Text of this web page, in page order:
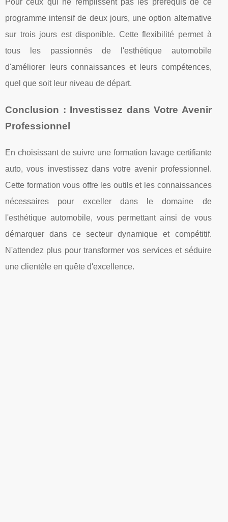
programme intensif de deux jours, une option alternative
sur trois jours est disponible. Cette flexibilité permet à
tous les passionnés de l'esthétique automobile
d'améliorer leurs connaissances et leurs compétences,
quel que soit leur niveau de départ.
Conclusion : Investissez dans Votre Avenir
Professionnel
En choisissant de suivre une formation lavage certifiante
auto, vous investissez dans votre avenir professionnel.
Cette formation vous offre les outils et les connaissances
nécessaires pour exceller dans le domaine de
l'esthétique automobile, vous permettant ainsi de vous
démarquer dans ce secteur dynamique et compétitif.
N'attendez plus pour transformer vos services et séduire
une clientèle en quête d'excellence.